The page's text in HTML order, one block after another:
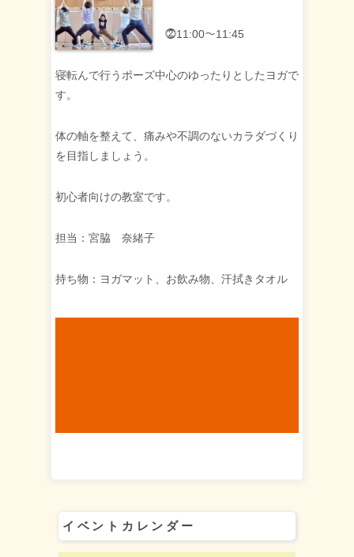
⓶11:00～11:45
寝転んで行うポーズ中心のゆったりとしたヨガで
す。
体の軸を整えて、痛みや不調のないカラダづくり
を目指しましょう。
初心者向けの教室です。
担当：宮脇 奈緒子
持ち物：ヨガマット、お飲み物、汗拭きタオル
イベントカレンダー